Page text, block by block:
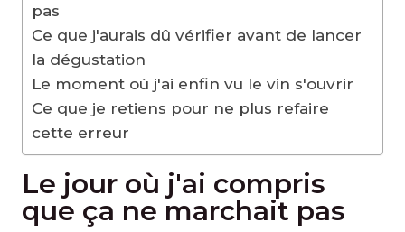
pas
Ce que j'aurais dû vérifier avant de lancer
la dégustation
Le moment où j'ai enfin vu le vin s'ouvrir
Ce que je retiens pour ne plus refaire
cette erreur
Le jour où j'ai compris
que ça ne marchait pas